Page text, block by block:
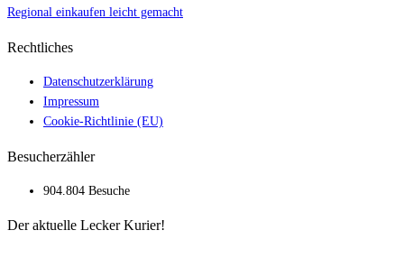
Regional einkaufen leicht gemacht
Rechtliches
Datenschutzerklärung
Impressum
Cookie-Richtlinie (EU)
Besucherzähler
904.804 Besuche
Der aktuelle Lecker Kurier!